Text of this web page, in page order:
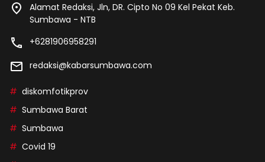
Alamat Redaksi, Jln, DR. Cipto No 09 Kel Pekat Keb.
Sumbawa - NTB
+6281906958291
redaksi@kabarsumbawa.com
diskomfotikprov
Sumbawa Barat
Sumbawa
Covid 19